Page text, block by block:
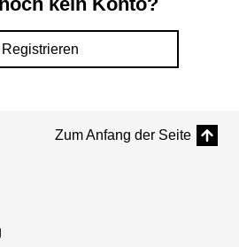
Registrieren
Zum Anfang der Seite